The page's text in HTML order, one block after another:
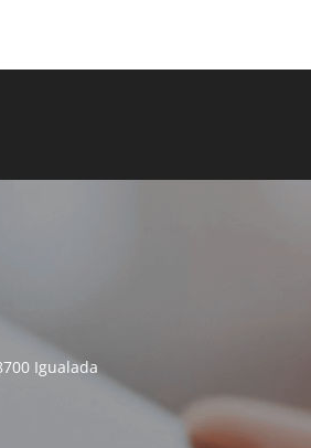
Igualada